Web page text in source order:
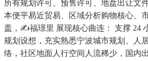
所有规划许可、预售许可、地盘出让文
本便平易近贸易、区域分析购物核心、
盖，✍福璟里 展现核心曲连： 支撑 24
规划设想，充实熟悉宁波城市规划、人
络，社区地面人行空间人流稀少，国内